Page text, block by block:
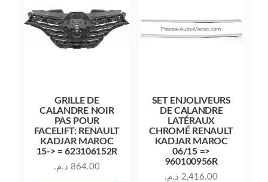
GRILLE DE
CALANDRE NOIR
PAS POUR
FACELIFT: RENAULT
KADJAR MAROC
15-> = 623106152R
864.00 د.م.
SET ENJOLIVEURS
DE CALANDRE
LATÉRAUX
CHROMÉ RENAULT
KADJAR MAROC
06/15 =>
960100956R
2,416.00 د.م.